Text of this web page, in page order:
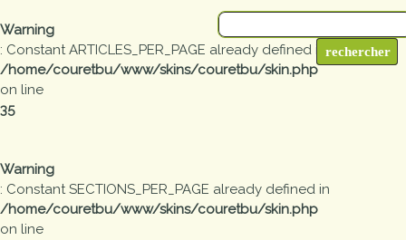
Warning
: Constant ARTICLES_PER_PAGE already defined in
/home/couretbu/www/skins/couretbu/skin.php
on line
35
Warning
: Constant SECTIONS_PER_PAGE already defined in
/home/couretbu/www/skins/couretbu/skin.php
on line